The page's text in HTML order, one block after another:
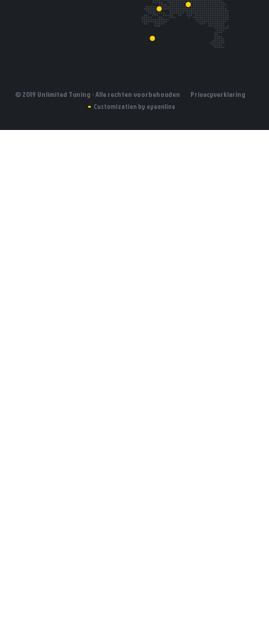
© 2019 Unlimited Tuning - Alle rechten voorbehouden Privacyverklaring
Customization by eyeonline